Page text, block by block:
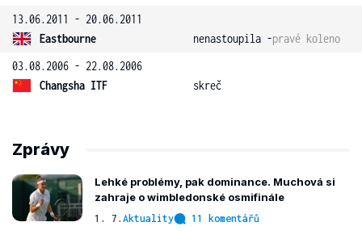
13.06.2011 - 20.06.2011
Eastbourne
nenastoupila -pravé koleno
03.08.2006 - 22.08.2006
Changsha ITF
skreč
Zprávy
Lehké problémy, pak dominance. Muchová si
zahraje o wimbledonské osmifinále
1. 7. Aktuality 11 komentářů